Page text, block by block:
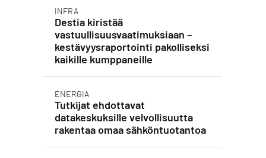
INFRA
Destia kiristää
vastuullisuusvaatimuksiaan –
kestävyysraportointi pakolliseksi
kaikille kumppaneille
ENERGIA
Tutkijat ehdottavat
datakeskuksille velvollisuutta
rakentaa omaa sähköntuotantoa